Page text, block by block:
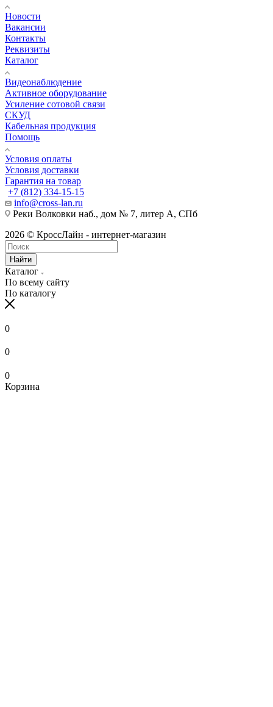
Новости
Вакансии
Контакты
Реквизиты
Каталог
Видеонаблюдение
Активное оборудование
Усиление сотовой связи
СКУД
Кабельная продукция
Помощь
Условия оплаты
Условия доставки
Гарантия на товар
+7 (812) 334-15-15
info@cross-lan.ru
Реки Волковки наб., дом № 7, литер А, СПб
2026 © КроссЛайн - интернет-магазин
Найти
Каталог
По всему сайту
По каталогу
0
0
0
Корзина